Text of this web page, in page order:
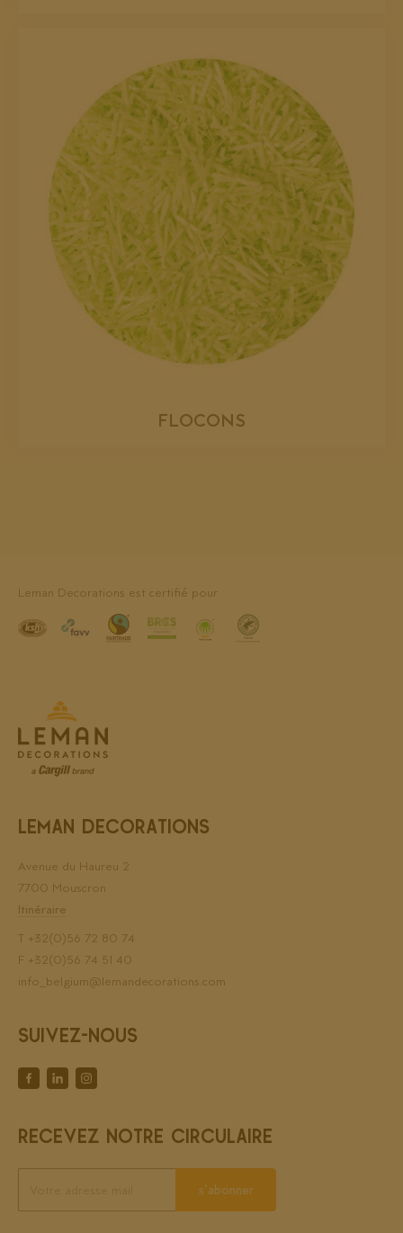
FLOCONS
Leman Decorations est certifié pour
LEMAN DECORATIONS
Avenue du Haureu 2
7700 Mouscron
Itinéraire
T +32(0)56 72 80 74
F +32(0)56 74 51 40
info_belgium@lemandecorations.com
SUIVEZ-NOUS
RECEVEZ NOTRE CIRCULAIRE
s'abonner